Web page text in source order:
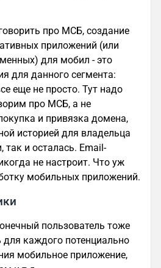
про МСБ, создание
приложений (или
для мобил - это
для данного сегмента:
еще не просто. Тут надо
про МСБ, а не
и привязка домена,
историей для владельца
так и осталась. Email-
не настроит. Что уж
мобильных приложений.
пользователь тоже
для каждого потенциально
мобильное приложение,